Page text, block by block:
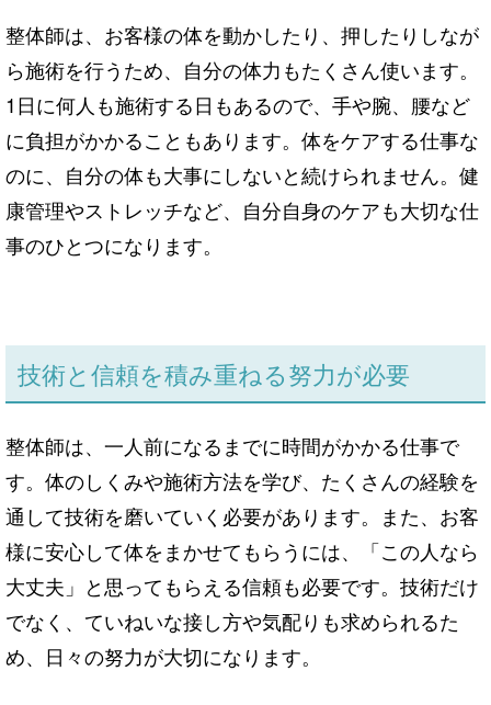
整体師は、お客様の体を動かしたり、押したりしなが
ら施術を行うため、自分の体力もたくさん使います。
1日に何人も施術する日もあるので、手や腕、腰など
に負担がかかることもあります。体をケアする仕事な
のに、自分の体も大事にしないと続けられません。健
康管理やストレッチなど、自分自身のケアも大切な仕
事のひとつになります。
技術と信頼を積み重ねる努力が必要
整体師は、一人前になるまでに時間がかかる仕事で
す。体のしくみや施術方法を学び、たくさんの経験を
通して技術を磨いていく必要があります。また、お客
様に安心して体をまかせてもらうには、「この人なら
大丈夫」と思ってもらえる信頼も必要です。技術だけ
でなく、ていねいな接し方や気配りも求められるた
め、日々の努力が大切になります。